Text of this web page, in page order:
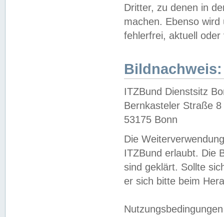
Dritter, zu denen in
machen. Ebenso
fehlerfrei, aktuell oder
Bildnachweis:
ITZBund Dienstsitz
Bernkasteler Straße 8
53175 Bonn
Die
ITZBund erlaubt. Die
sind geklärt. Sollte
er sich bitte beim